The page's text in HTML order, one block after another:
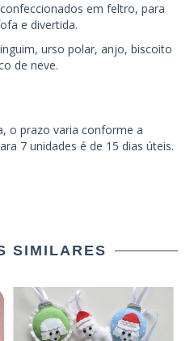
em feltro, para
e divertida.
urso polar, anjo, biscoito
de neve.
o prazo varia conforme a
7 unidades é de 15 dias úteis.
SIMILARES